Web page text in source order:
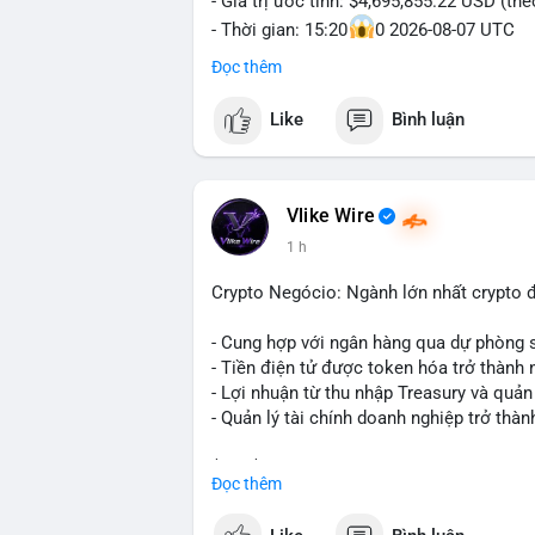
- Thời gian: 15:20
0 2026-08-07 UTC
Nhận định phân tích hành vi của Cá voi
triệu USD được dồn vào một giao dịch
không phải hành động phân tán nhỏ
hạn có thể gia tăng, ảnh hưởng đến
vì thoát ra.
Lời khuyên ngắn gọn cho nhà đầu tư
trong 24-48 giờ tới. Đừng vội hành
lẻ; hãy quan sát thêm các lệnh tiếp
chỉnh vị thế.
#72dot2609btc #4triệu7usd
Đọc thêm
Like Bình luận
Vlike Wire
1 h
Crypto Negócio: Ngành lớn nhất crypto
- Cung hợp với ngân hàng qua dự phòng
- Tiền điện tử được token hóa trở thành
- Lợi nhuận từ thu nhập Treasury và
- Quản lý tài chính doanh nghiệp trở
Đọc thêm